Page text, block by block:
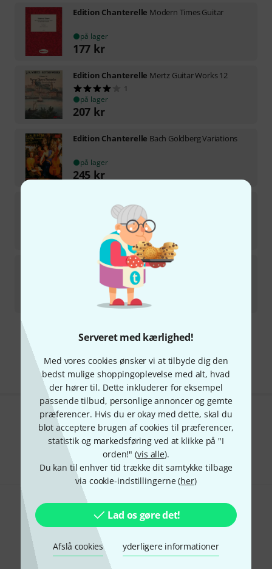
Serveret med kærlighed!
Med vores cookies ønsker vi at tilbyde dig den
bedst mulige shoppingoplevelse med alt, hvad
der hører til. Dette inkluderer for eksempel
passende tilbud, personlige annoncer og gemte
præferencer. Hvis du er okay med dette, skal du
blot acceptere brugen af cookies til præferencer,
statistik og markedsføring ved at klikke på "I
orden!" (vis alle).
Du kan til enhver tid trække dit samtykke tilbage
via cookie-indstillingerne (her)
Lad os gøre det!
Afslå cookies yderligere informationer
Edition Chanterelle Modern Times Guitar
på lager
177 kr
Edition Chanterelle Mertz Guitar Works 12
1
på lager
207 kr
Edition Chanterelle Bach Goldberg Variations
på lager
245 kr
Edition ChanterelleChanterelle Guitar Anthology
på lager
kr
Gratis levering fra 1.100 kr
Kan du lide det du ser?
Del Hjælp og feedback
Thomann Newsletter